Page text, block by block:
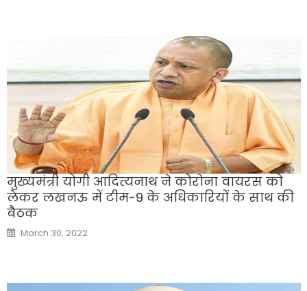
मुख्यमंत्री योगी आदित्यनाथ ने कोरोना वायरस को
लेकर लखनऊ में टीम-9 के अधिकारियों के साथ की
बैठक
Posted
on
March 30, 2022